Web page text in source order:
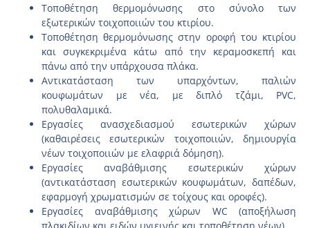
Τοποθέτηση θερμομόνωσης στο σύνολο των
εξωτερικών τοιχοποιιών του κτιρίου.
Τοποθέτηση θερμομόνωσης στην οροφή του κτιρίου
και συγκεκριμένα κάτω από την κεραμοσκεπή και
πάνω από την υπάρχουσα πλάκα.
Αντικατάσταση των υπαρχόντων, παλιών
κουφωμάτων με νέα, με διπλό τζάμι, PVC,
πολυθαλαμικά.
Εργασίες ανασχεδιασμού εσωτερικών χώρων
(καθαιρέσεις εσωτερικών τοιχοποιιών, δημιουργία
νέων τοιχοποιιών με ελαφριά δόμηση).
Εργασίες αναβάθμισης εσωτερικών χώρων
(αντικατάσταση εσωτερικών κουφωμάτων, δαπέδων,
εφαρμογή χρωματισμών σε τοίχους και οροφές).
Εργασίες αναβάθμισης χώρων WC (αποξήλωση